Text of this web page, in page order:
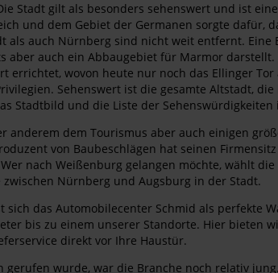
Stadt gilt als besonders sehenswert und ist
und dem Gebiet der Germanen sorgte
auch Nürnberg sind nicht weit entfernt.
aber auch ein Abbaugebiet für Marmor
wovon heute nur noch das Ellinger
Sehenswert ist die gesamte Altstadt,
Stadtbild und die Liste der
dem Tourismus aber auch einigen
von Baubeschlägen hat seinen
nach Weißenburg gelangen möchte, wählt
Nürnberg und Augsburg in der Stadt.
das Automobilecenter Schmid als perfekte
bis zu einem unserer Standorte. Hier bieten
direkt vor Ihre Haustür.
wurde, war die Branche noch relativ